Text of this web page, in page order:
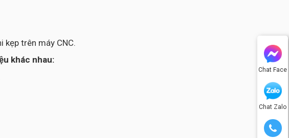
Chat Face
Chat Zalo
trên máy CNC.
khác nhau: